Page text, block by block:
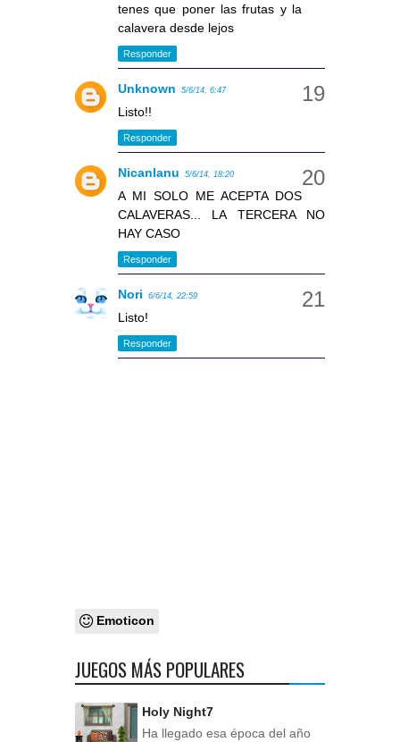
tenes que poner las frutas y la
calavera desde lejos
Responder
Unknown 5/6/14, 6:47
Listo!!
Responder
Nicanlanu 5/6/14, 18:20
A MI SOLO ME ACEPTA DOS
CALAVERAS... LA TERCERA NO
HAY CASO
Responder
Nori 6/6/14, 22:59
Listo!
Responder
Emoticon
JUEGOS MÁS POPULARES
Holy Night7
Ha llegado esa época del año